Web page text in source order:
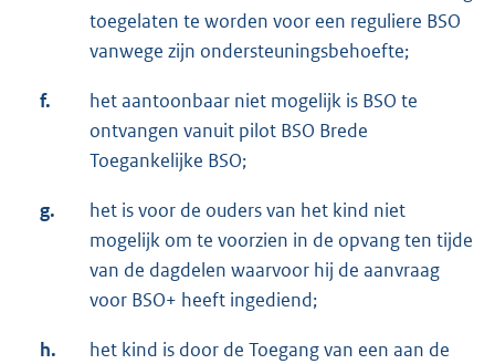
toegelaten te worden voor een reguliere BSO
vanwege zijn ondersteuningsbehoefte;
f.
het aantoonbaar niet mogelijk is BSO te
ontvangen vanuit pilot BSO Brede
Toegankelijke BSO;
g.
het is voor de ouders van het kind niet
mogelijk om te voorzien in de opvang ten tijde
van de dagdelen waarvoor hij de aanvraag
voor BSO+ heeft ingediend;
h.
het kind is door de Toegang van een aan de